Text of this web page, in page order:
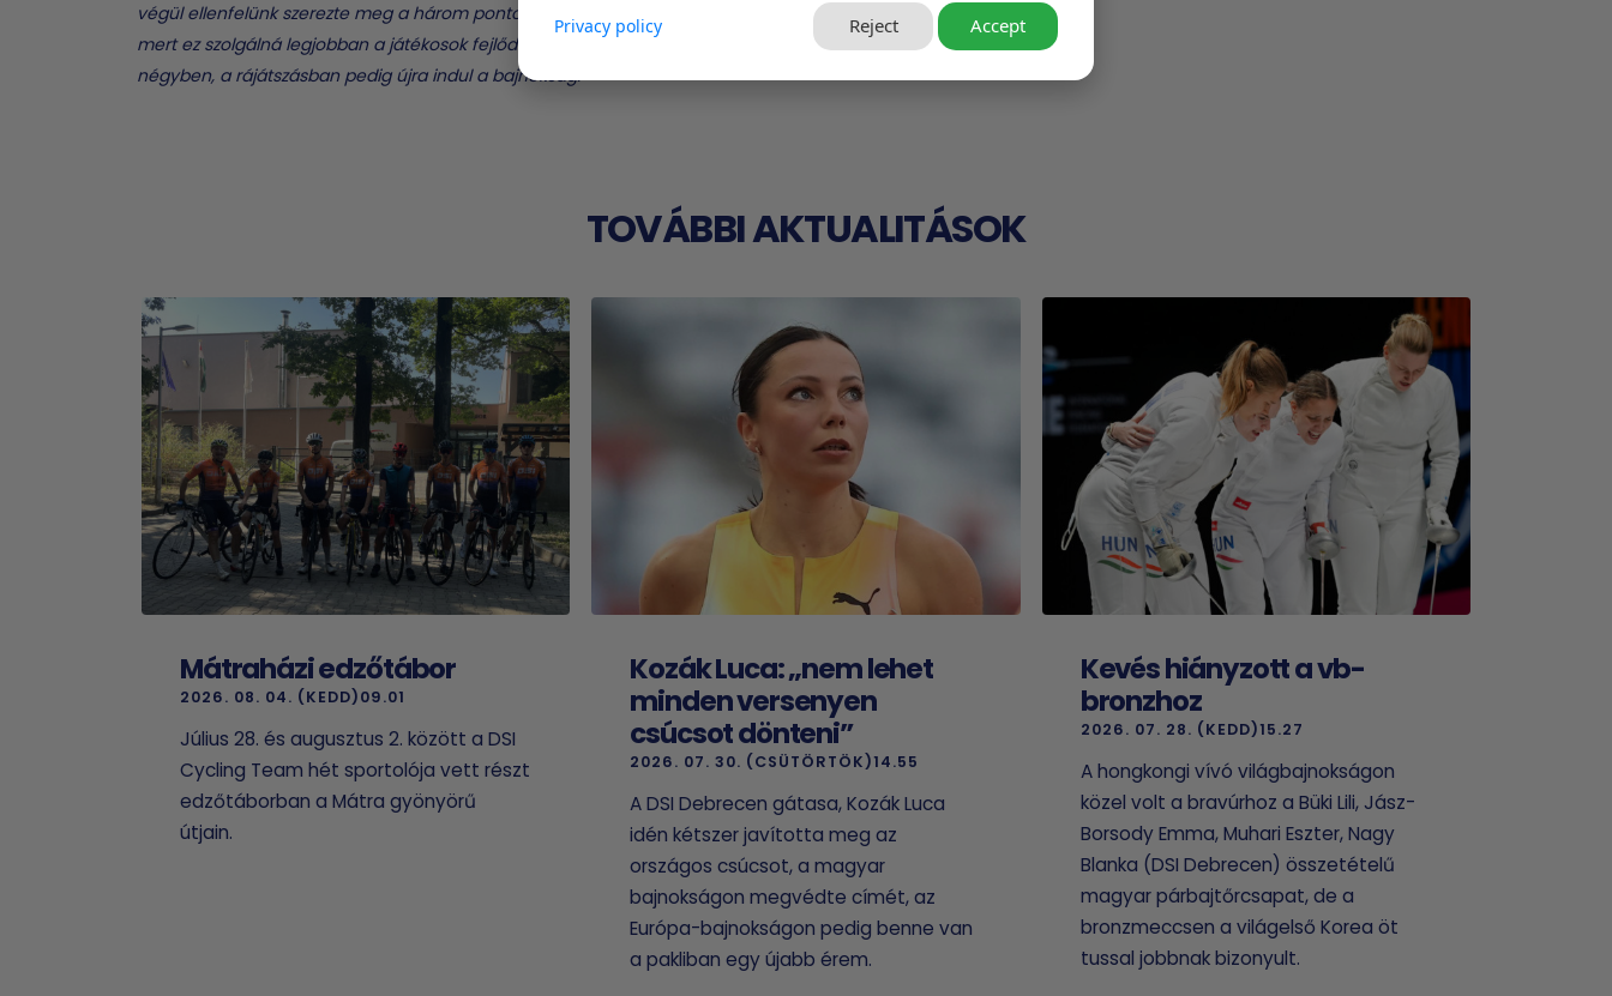
végül ellenfelünk szerezte meg a három pontot. Bár vereséget szenvedtünk, sok ilyen mérkőzés kellene,
mert ez szolgálná legjobban a játékosok fejlődését. Célunk továbbra is változatlan, ott lenni az első
négyben, a rájátszásban pedig újra indul a bajnokság.
TOVÁBBI AKTUALITÁSOK
Mátraházi edzőtábor
2026. 08. 04. (KEDD)09.01
Július 28. és augusztus 2. között a DSI
Cycling Team hét sportolója vett részt
edzőtáborban a Mátra gyönyörű
útjain.
Kozák Luca: „nem lehet
minden versenyen
csúcsot dönteni”
2026. 07. 30. (CSÜTÖRTÖK)14.55
A DSI Debrecen gátasa, Kozák Luca
idén kétszer javította meg az
országos csúcsot, a magyar
bajnokságon megvédte címét, az
Európa-bajnokságon pedig benne van
a pakliban egy újabb érem.
Kevés hiányzott a vb-
bronzhoz
2026. 07. 28. (KEDD)15.27
A hongkongi vívó világbajnokságon
közel volt a bravúrhoz a Büki Lili, Jász-
Borsody Emma, Muhari Eszter, Nagy
Blanka (DSI Debrecen) összetételű
magyar párbajtőrcsapat, de a
bronzmeccsen a világelső Korea öt
tussal jobbnak bizonyult.
Privacy policy Reject Accept